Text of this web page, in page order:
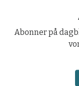
Abonner på